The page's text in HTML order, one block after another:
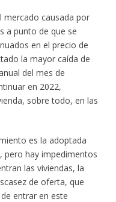
mercado causada por
a punto de que se
en el precio de
la mayor caída de
del mes de
en 2022,
sobre todo, en las
es la adoptada
pero hay impedimentos
las viviendas, la
de oferta, que
entrar en este